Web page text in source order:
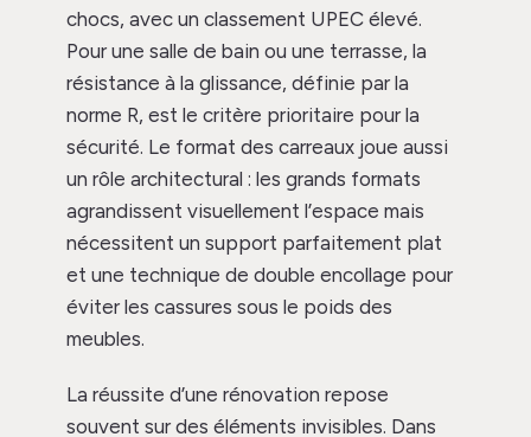
chocs, avec un classement UPEC élevé.
Pour une salle de bain ou une terrasse, la
résistance à la glissance, définie par la
norme R, est le critère prioritaire pour la
sécurité. Le format des carreaux joue aussi
un rôle architectural : les grands formats
agrandissent visuellement l’espace mais
nécessitent un support parfaitement plat
et une technique de double encollage pour
éviter les cassures sous le poids des
meubles.
La réussite d’une rénovation repose
souvent sur des éléments invisibles. Dans